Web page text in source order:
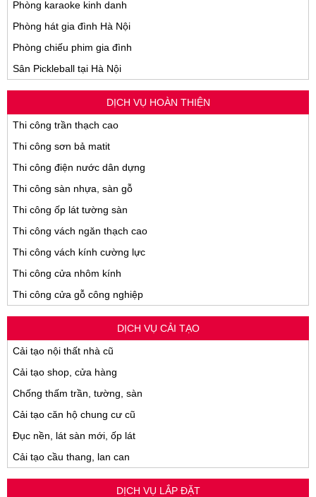
Phòng karaoke kinh danh
Phòng hát gia đình Hà Nội
Phòng chiếu phim gia đình
Sân Pickleball tại Hà Nội
DỊCH VỤ HOÀN THIỆN
Thi công trần thạch cao
Thi công sơn bả matit
Thi công điện nước dân dựng
Thi công sàn nhựa, sàn gỗ
Thi công ốp lát tường sàn
Thi công vách ngăn thạch cao
Thi công vách kính cường lực
Thi công cửa nhôm kính
Thi công cửa gỗ công nghiệp
DỊCH VỤ CẢI TẠO
Cải tạo nội thất nhà cũ
Cải tạo shop, cửa hàng
Chống thấm trần, tường, sàn
Cải tạo căn hộ chung cư cũ
Đục nền, lát sàn mới, ốp lát
Cải tạo cầu thang, lan can
DỊCH VỤ LẮP ĐẶT